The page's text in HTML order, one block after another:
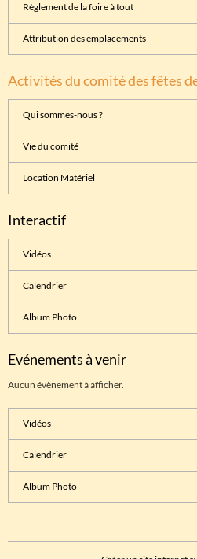
Règlement de la foire à tout
Attribution des emplacements
Activités du comité des fêtes
Qui sommes-nous ?
Vie du comité
Location Matériel
Interactif
Vidéos
Calendrier
Album Photo
Evénements à venir
Aucun évènement à afficher.
Vidéos
Calendrier
Album Photo